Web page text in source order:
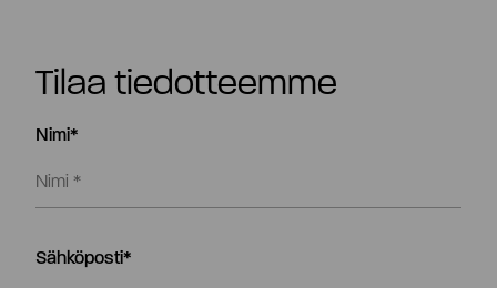
Tilaa tiedotteemme
Nimi*
Sähköposti*